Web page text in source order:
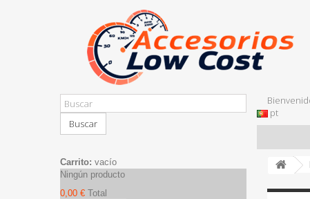
Buscar
pt
Carrito: vacío
Ningún producto
0,00 € Total